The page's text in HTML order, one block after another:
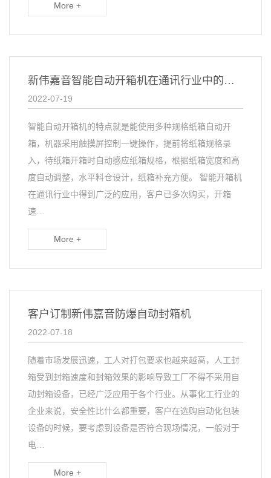
More +
新伟嘉音智能自动开箱机在通讯行业中的应用
2022-07-19
智能自动开箱机的特点就是能使用多种规格纸箱自动开
箱，机器采用触摸屏控制一键操作，提前将纸箱规格录
入，待纸箱开箱时自动感应纸箱规格，根据纸箱宽度和高
度自动调整，水平料仓设计，纸箱补充方便。 智能开箱机
在通讯行业中得到广泛的应用，客户已多次购买，开箱
速…
More +
客户订制新伟嘉音防爆自动封箱机
2022-07-18
随着市场发展迅速，工人对打包要求也越来越高，人工封
箱受到封箱速度和封箱效果的影响导致工厂不得不采用自
动封箱设备，已经广泛应用于各个行业。从事化工行业的
企业来说，安全性比什么都重要，客户在选购自动化包装
设备的时候，要考虑到设备是否符合现场情况，一般对于
电…
More +